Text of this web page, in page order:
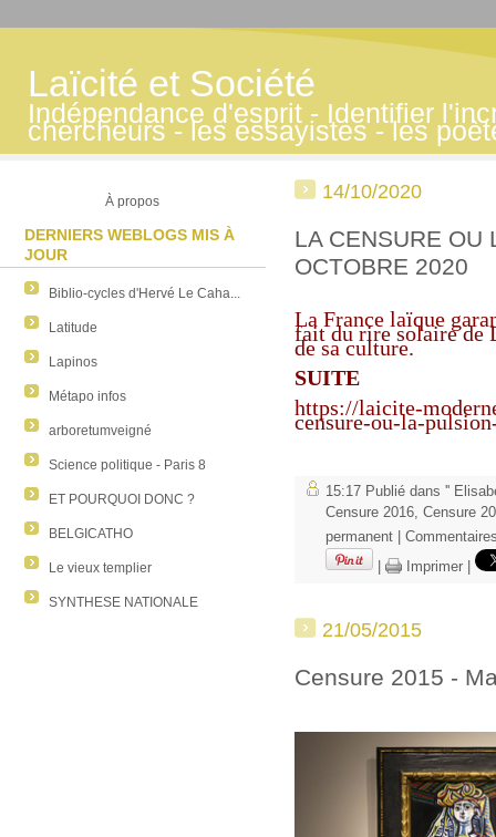
Laïcité et Société
Indépendance d'esprit - Identifier
chercheurs - les essayistes - les
À propos
DERNIERS WEBLOGS MIS À
JOUR
Biblio-cycles d'Hervé Le Caha...
Latitude
Lapinos
Métapo infos
arboretumveigné
Science politique - Paris 8
ET POURQUOI DONC ?
BELGICATHO
Le vieux templier
SYNTHESE NATIONALE
14/10/2020
LA CENSURE OU
OCTOBRE 2020
La France laïque
fait du rire solaire de
de sa culture.
SUITE
https://laicite-
censure-ou-la-
15:17 Publié dans ''
Censure 2016, Censure
permanent
Imprimer
21/05/2015
Censure 2015 -